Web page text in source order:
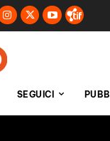
SEGUICI